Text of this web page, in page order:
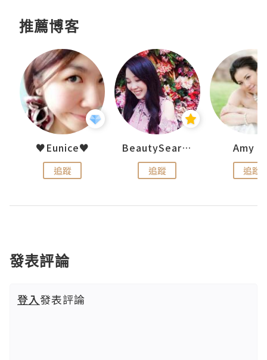
推薦博客
♥Eunice♥
追蹤
BeautySearch
追蹤
Amy
追蹤
發表評論
登入發表評論